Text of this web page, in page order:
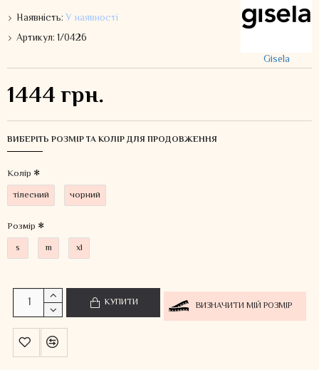
Наявність:У наявності
Артикул:1/0426
Gisela
1444 грн.
ВИБЕРІТЬ РОЗМІР ТА КОЛІР ДЛЯ ПРОДОВЖЕННЯ
Колiр
тілесний
чорний
Розмір
s
m xl
КУПИТИ ВИЗНАЧИТИ МІЙ РОЗМІР